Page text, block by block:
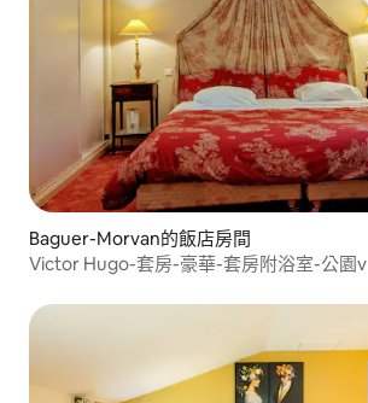
Baguer-Morvan的飯店房間
Victor Hugo-套房-豪華-套房附浴室-公園v